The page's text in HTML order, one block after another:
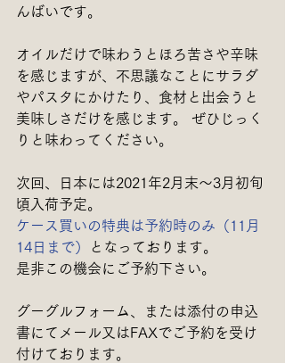
んばいです。
オイルだけで味わうとほろ苦さや辛味
を感じますが、不思議なことにサラダ
やパスタにかけたり、食材と出会うと
美味しさだけを感じます。 ぜひじっく
りと味わってください。
次回、日本には2021年2月末〜3月初旬
頃入荷予定。
ケース買いの特典は予約時のみ（11月
14日まで）
となっております。
是非この機会にご予約下さい。
グーグルフォーム、または添付の申込
書にてメール又はFAXでご予約を受け
付けております。